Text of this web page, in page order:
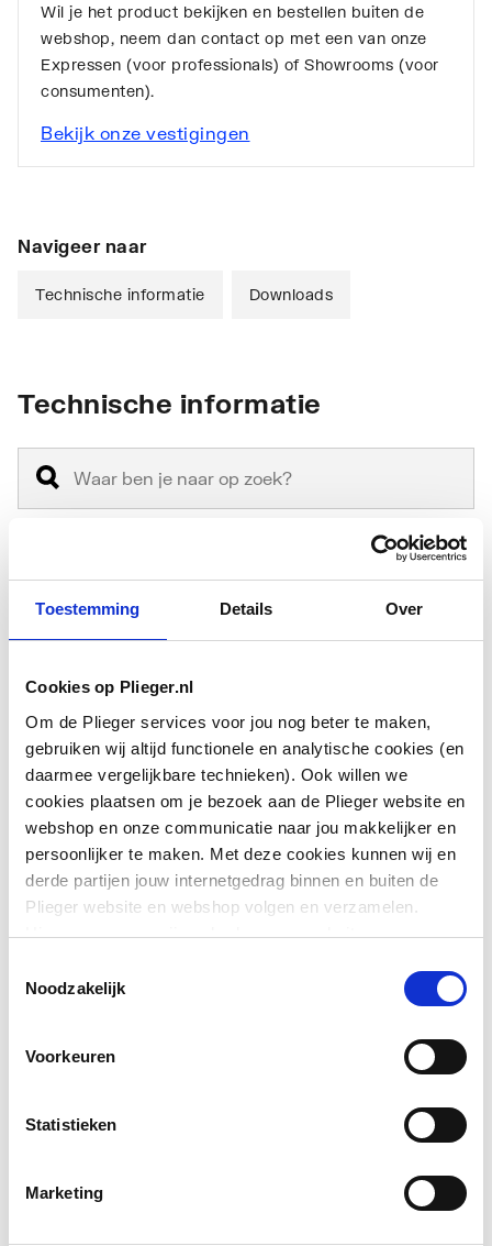
Toestemming Details Over
Cookies op Plieger.nl
Om de Plieger services voor jou nog beter te maken,
gebruiken wij altijd functionele en analytische cookies (en
daarmee vergelijkbare technieken). Ook willen we
cookies plaatsen om je bezoek aan de Plieger website en
webshop en onze communicatie naar jou makkelijker en
persoonlijker te maken. Met deze cookies kunnen wij en
derde partijen jouw internetgedrag binnen en buiten de
Plieger website en webshop volgen en verzamelen.
Hiermee passen wij en derden onze website, app,
We slaan je cookievoorkeur op in je browser.
Noodzakelijk
Voorkeuren
Statistieken
Marketing
Wil je het product bekijken en bestellen buiten de
webshop, neem dan contact op met een van onze
Expressen (voor professionals) of Showrooms (voor
consumenten).
Bekijk onze vestigingen
Navigeer naar
Technische informatie Downloads
Technische informatie
Materiaal Keramiek
Materiaalkwaliteit
Vorm Rechthoekig
Kleur Wit
Hartmaat boutgaten 600
Met
bevestigingsmateriaal
Nee
Geschikt voor meubel
hoekmontage links
Geschikt voor
Afzetplateau
Toon meer
Downloads